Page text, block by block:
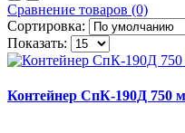
Сравнение товаров (0)
Сортировка:
Показать:
Контейнер СпК-190Д 750